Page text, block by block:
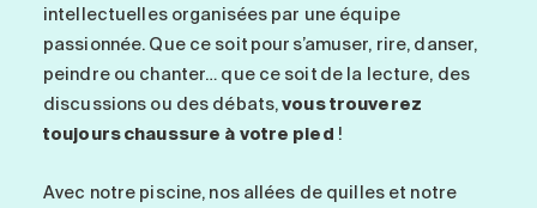
intellectuelles organisées par une équipe
passionnée. Que ce soit pour s’amuser, rire, danser,
peindre ou chanter… que ce soit de la lecture, des
discussions ou des débats,vous trouverez
toujours chaussure à votre pied !
Avec notre piscine, nos allées de quilles et notre